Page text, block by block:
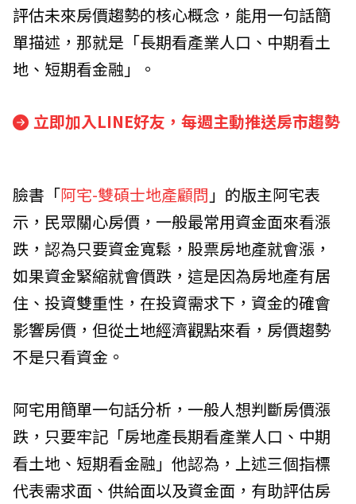
評估未來房價趨勢的核心概念，能用一句話簡
單描述，那就是「長期看產業人口、中期看土
地、短期看金融」。
立即加入LINE好友，每週主動推送房市趨勢
臉書「阿宅-雙碩士地產顧問 」的版主阿宅表
示，民眾關心房價，一般最常用資金面來看漲
跌，認為只要資金寬鬆，股票房地產就會漲，
如果資金緊縮就會價跌，這是因為房地產有居
住、投資雙重性，在投資需求下，資金的確會
影響房價，但從土地經濟觀點來看，房價趨勢
不是只看資金。
阿宅用簡單一句話分析，一般人想判斷房價漲
跌，只要牢記「房地產長期看產業人口、中期
看土地、短期看金融」他認為，上述三個指標
代表需求面、供給面以及資金面，有助評估房